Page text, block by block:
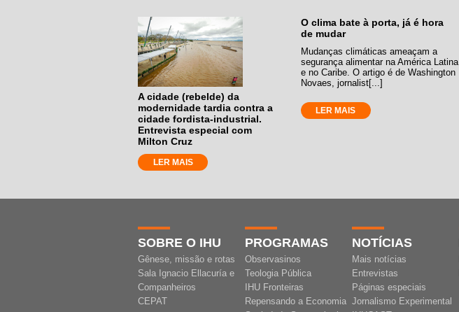
A cidade (rebelde) da
modernidade tardia contra a
cidade fordista-industrial.
Entrevista especial com
Milton Cruz
LER MAIS
O clima bate à porta, já é hora
de mudar
Mudanças climáticas ameaçam a
segurança alimentar na América Latina
e no Caribe. O artigo é de Washington
Novaes, jornalist[...]
LER MAIS
SOBRE O IHU
Gênese, missão e rotas
Sala Ignacio Ellacuría e
Companheiros
CEPAT
PROGRAMAS
Observasinos
Teologia Pública
IHU Fronteiras
Repensando a Economia
NOTÍCIAS
Mais notícias
Entrevistas
Páginas especiais
Jornalismo Experimental